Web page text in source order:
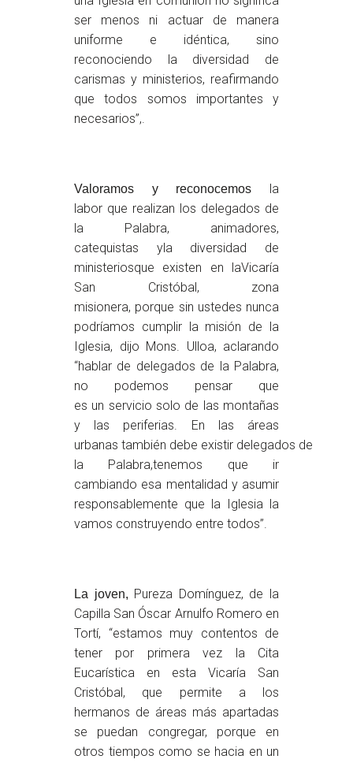
ser menos ni actuar de manera
uniforme e idéntica, sino
reconociendo la diversidad de
carismas y ministerios, reafirmando
que todos somos importantes y
necesarios”,.
Valoramos y reconocemos
la
labor que realizan los delegados de
la Palabra, animadores,
catequistas yla diversidad de
ministeriosque existen en laVicaría
San Cristóbal, zona
misionera, porque sin ustedes nunca
podríamos cumplir la misión de la
Iglesia, dijo Mons. Ulloa, aclarando
“hablar de delegados de la Palabra,
no podemos pensar que
es un servicio solo de las montañas
y las periferias. En las áreas
urbanas también debe existir delegados de
la Palabra,tenemos que ir
cambiando esa mentalidad y asumir
responsablemente que la Iglesia la
vamos construyendo entre todos”.
La joven, Pureza Domínguez, de la
Capilla San Óscar Arnulfo Romero en
Tortí, “estamos muy contentos de
tener por primera vez la Cita
Eucarística en esta Vicaría San
Cristóbal, que permite a los
hermanos de áreas más apartadas
se puedan congregar, porque en
otros tiempos como se hacia en un